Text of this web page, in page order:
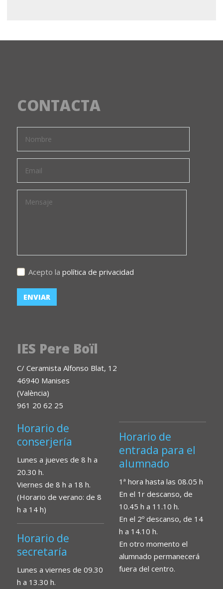
CONTACTA
Acepto la política de privacidad
IES Pere Boïl
C/ Ceramista Alfonso Blat, 12
46940 Manises
(València)
961 20 62 25
Horario de
conserjería
Lunes a jueves de 8 h a
20.30 h.
Viernes de 8 h a 18 h.
(Horario de verano: de 8
h a 14 h)
Horario de
secretaría
Lunes a viernes de 09.30
h a 13.30 h.
Horario de
entrada para el
alumnado
1ª hora hasta las 08.05 h
En el 1r descanso, de
10.45 h a 11.10 h.
En el 2º descanso, de 14
h a 14.10 h.
En otro momento el
alumnado permanecerá
fuera del centro.